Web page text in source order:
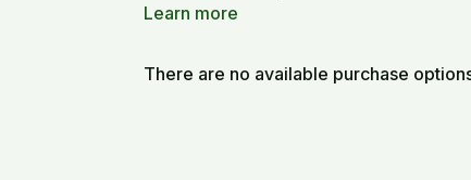
XGVT2026_0401_Ấn Phổ Hiền và 10 Ba La Mật
Learn more
There are no available purchase